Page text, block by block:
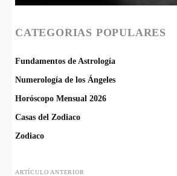
CATEGORIAS POPULARES
Fundamentos de Astrología
Numerología de los Ángeles
Horóscopo Mensual 2026
Casas del Zodiaco
Zodiaco
ARTÍCULO ANTERIOR